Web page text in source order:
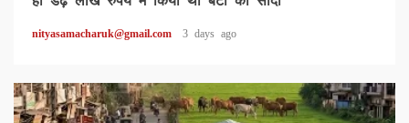
nityasamacharuk@gmail.com 3 days ago